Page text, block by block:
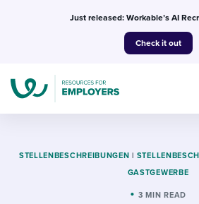
Just released: Workable’s AI
Check it out
Topics
STELLENBESCHREIBUNGEN |
GASTGEWERBE
3 MIN READ